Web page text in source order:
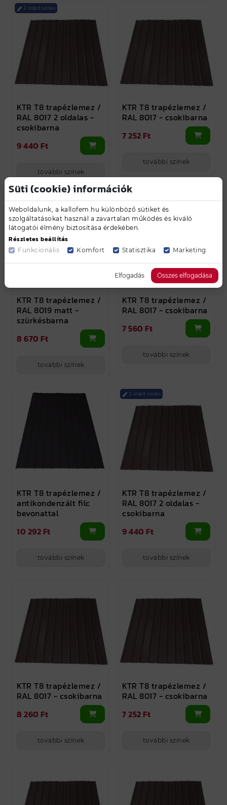
2 oldalt színes
KTR T8 trapézlemez /
RAL 8017 2 oldalas -
csokibarna
9 440 Ft
további színek
KTR T8 trapézlemez /
RAL 8017 - csokibarna
7 252 Ft
további színek
KTR T8 trapézlemez /
RAL 8019 matt -
szürkésbarna
8 670 Ft
további színek
KTR T8 trapézlemez /
RAL 8017 - csokibarna
7 560 Ft
további színek
KTR T8 trapézlemez /
antikondenzált filc
bevonattal
10 292 Ft
további színek
2 oldalt színes
KTR T8 trapézlemez /
RAL 8017 2 oldalas -
csokibarna
9 440 Ft
további színek
KTR T8 trapézlemez /
RAL 8017 - csokibarna
8 260 Ft
további színek
KTR T8 trapézlemez /
RAL 8017 - csokibarna
7 252 Ft
további színek
Süti (cookie) információk
Weboldalunk, a kallofem.hu különböző sütiket és
szolgáltatásokat használ a zavartalan működés és kiváló
látogatói élmény biztosítása érdekében.
Részletes beállítás
Funkcionális Komfort Statisztika Marketing
Elfogadás Összes elfogadása